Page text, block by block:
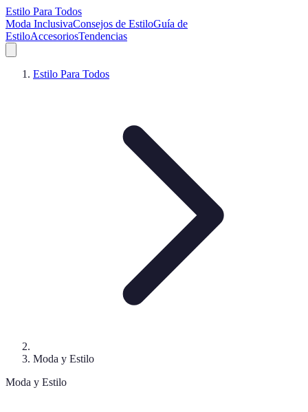
Estilo Para Todos
Moda InclusivaConsejos de EstiloGuía de
EstiloAccesoriosTendencias
Estilo Para Todos
Moda y Estilo
Moda y Estilo